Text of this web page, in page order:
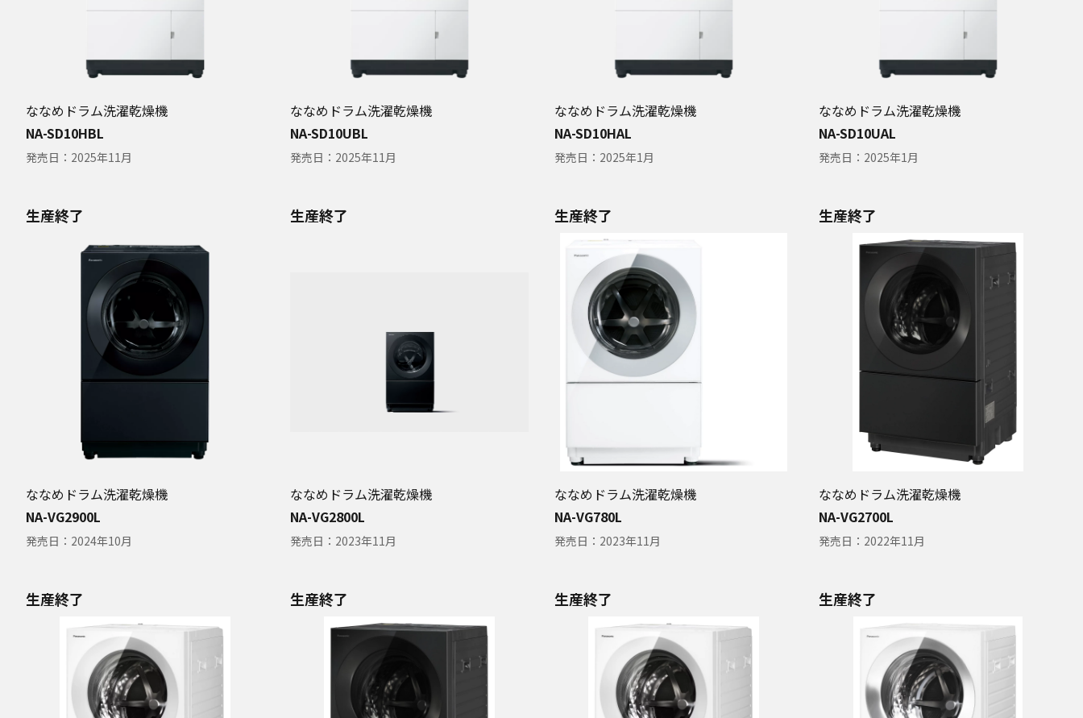
ななめドラム洗濯乾燥機
NA-SD10HBL
発売日： 2025年11月
ななめドラム洗濯乾燥機
NA-SD10UBL
発売日： 2025年11月
ななめドラム洗濯乾燥機
NA-SD10HAL
発売日： 2025年1月
ななめドラム洗濯乾燥機
NA-SD10UAL
発売日： 2025年1月
生産終了
ななめドラム洗濯乾燥機
NA-VG2900L
発売日： 2024年10月
生産終了
ななめドラム洗濯乾燥機
NA-VG2800L
発売日： 2023年11月
生産終了
ななめドラム洗濯乾燥機
NA-VG780L
発売日： 2023年11月
生産終了
ななめドラム洗濯乾燥機
NA-VG2700L
発売日： 2022年11月
生産終了 生産終了 生産終了 生産終了